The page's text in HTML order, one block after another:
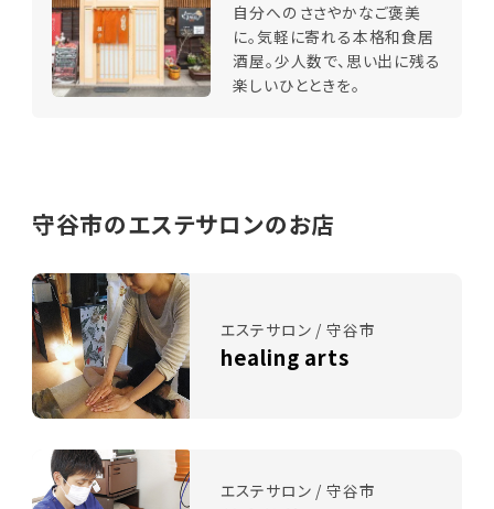
自分へのささやかなご褒美
に。気軽に寄れる本格和食居
酒屋。少人数で、思い出に残る
楽しいひとときを。
守谷市のエステサロンのお店
エステサロン / 守谷市
healing arts
エステサロン / 守谷市